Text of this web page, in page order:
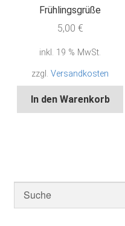
Frühlingsgrüße
5,00 €
inkl. 19 % MwSt.
zzgl.Versandkosten
In den Warenkorb